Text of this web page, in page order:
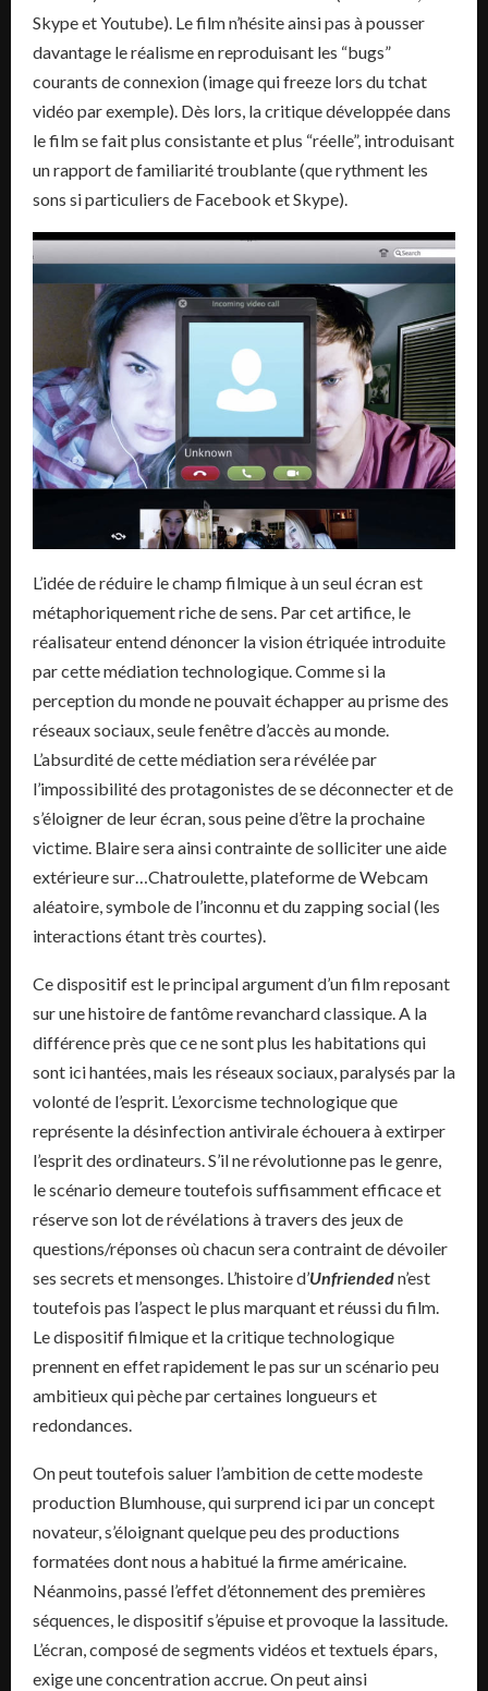
Skype et Youtube). Le film n’hésite ainsi pas à pousser
davantage le réalisme en reproduisant les “bugs”
courants de connexion (image qui freeze lors du tchat
vidéo par exemple). Dès lors, la critique développée dans
le film se fait plus consistante et plus “réelle”, introduisant
un rapport de familiarité troublante (que rythment les
sons si particuliers de Facebook et Skype).
L’idée de réduire le champ filmique à un seul écran est
métaphoriquement riche de sens. Par cet artifice, le
réalisateur entend dénoncer la vision étriquée introduite
par cette médiation technologique. Comme si la
perception du monde ne pouvait échapper au prisme des
réseaux sociaux, seule fenêtre d’accès au monde.
L’absurdité de cette médiation sera révélée par
l’impossibilité des protagonistes de se déconnecter et de
s’éloigner de leur écran, sous peine d’être la prochaine
victime. Blaire sera ainsi contrainte de solliciter une aide
extérieure sur…Chatroulette, plateforme de Webcam
aléatoire, symbole de l’inconnu et du zapping social (les
interactions étant très courtes).
Ce dispositif est le principal argument d’un film reposant
sur une histoire de fantôme revanchard classique. A la
différence près que ce ne sont plus les habitations qui
sont ici hantées, mais les réseaux sociaux, paralysés par la
volonté de l’esprit. L’exorcisme technologique que
représente la désinfection antivirale échouera à extirper
l’esprit des ordinateurs. S’il ne révolutionne pas le genre,
le scénario demeure toutefois suffisamment efficace et
réserve son lot de révélations à travers des jeux de
questions/réponses où chacun sera contraint de dévoiler
ses secrets et mensonges. L’histoire d’Unfriendedn’est
toutefois pas l’aspect le plus marquant et réussi du film.
Le dispositif filmique et la critique technologique
prennent en effet rapidement le pas sur un scénario peu
ambitieux qui pèche par certaines longueurs et
redondances.
On peut toutefois saluer l’ambition de cette modeste
production Blumhouse, qui surprend ici par un concept
novateur, s’éloignant quelque peu des productions
formatées dont nous a habitué la firme américaine.
Néanmoins, passé l’effet d’étonnement des premières
séquences, le dispositif s’épuise et provoque la lassitude.
L’écran, composé de segments vidéos et textuels épars,
exige une concentration accrue. On peut ainsi